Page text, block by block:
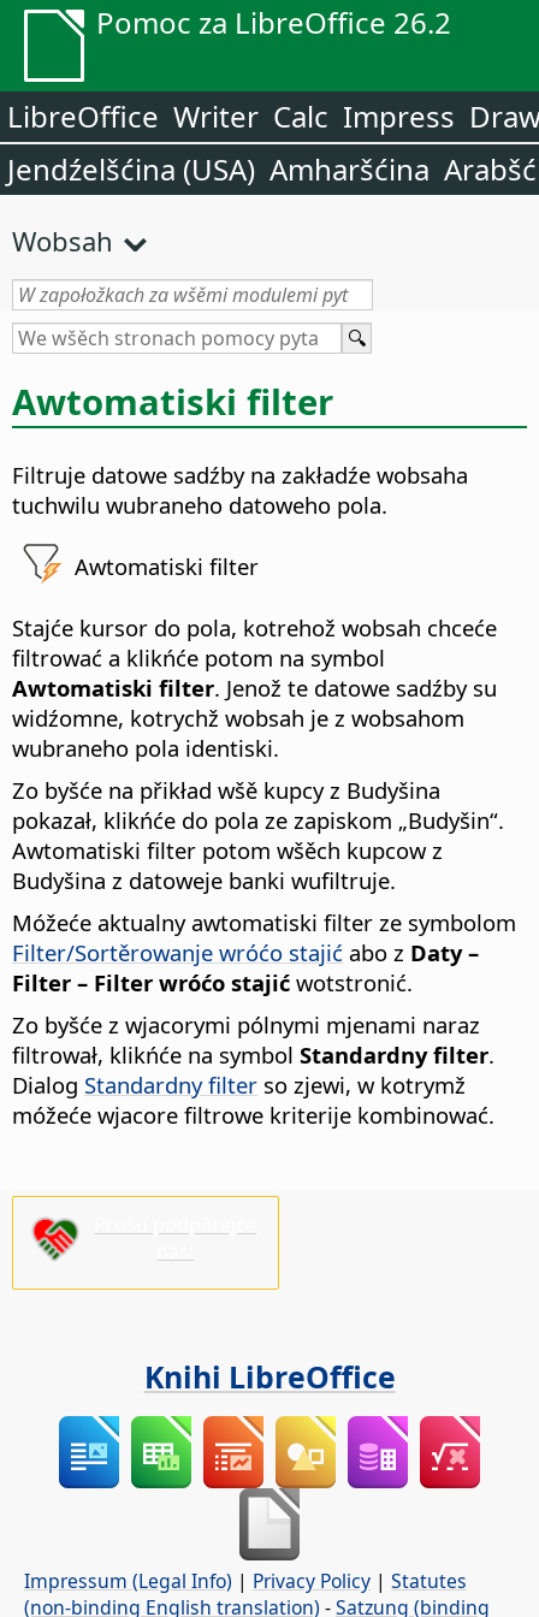
Pomoc za LibreOffice 26.2
LibreOffice Writer Calc Impress
Jendźelšćina (USA) Amharšćina
Wobsah
Awtomatiski filter
Filtruje datowe sadźby na zakładźe wobsaha
tuchwilu wubraneho datoweho pola.
Awtomatiski filter
Stajće kursor do pola, kotrehož wobsah chceće
filtrować a klikńće potom na symbol
Awtomatiski filter. Jenož te datowe sadźby su
widźomne, kotrychž wobsah je z wobsahom
wubraneho pola identiski.
Zo byšće na přikład wšě kupcy z Budyšina
pokazał, klikńće do pola ze zapiskom „Budyšin“.
Awtomatiski filter potom wšěch kupcow z
Budyšina z datoweje banki wufiltruje.
Móžeće aktualny awtomatiski filter ze symbolom
Filter/Sortěrowanje wróćo stajić abo z Daty –
Filter – Filter wróćo stajić wotstronić.
Zo byšće z wjacorymi pólnymi mjenami naraz
filtrował, klikńće na symbol Standardny filter.
Dialog Standardny filter so zjewi, w kotrymž
móžeće wjacore filtrowe kriterije kombinować.
Knihi LibreOffice
Impressum (Legal Info) | Privacy Policy | Statutes
(non-binding English translation) -Satzung (binding